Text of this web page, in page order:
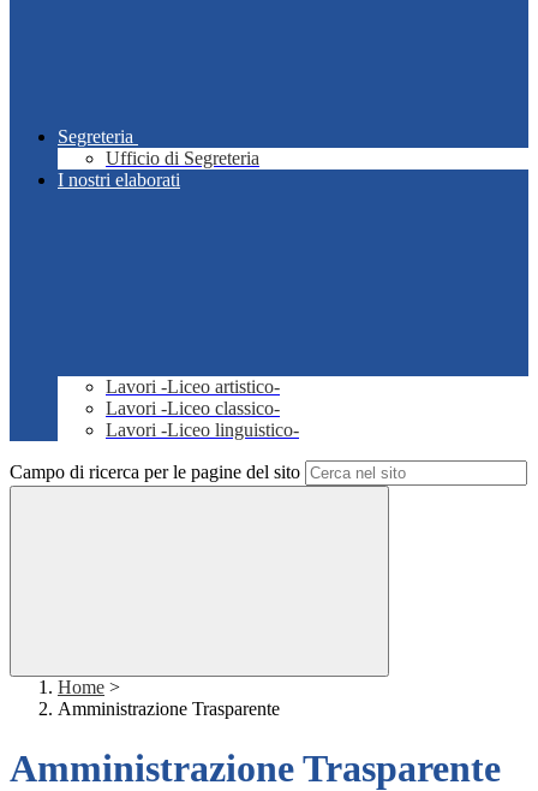
Segreteria
Ufficio di Segreteria
I nostri elaborati
Lavori -Liceo artistico-
Lavori -Liceo classico-
Lavori -Liceo linguistico-
Campo di ricerca per le pagine del sito
Home >
Amministrazione Trasparente
Amministrazione Trasparente